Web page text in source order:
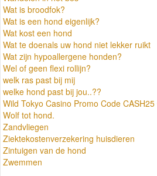
Wat is broodfok?
Wat is een hond eigenlijk?
Wat kost een hond
Wat te doenals uw hond niet lekker ruikt
Wat zijn hypoallergene honden?
Wel of geen flexi rollijn?
welk ras past bij mij
welke hond past bij jou..??
Wild Tokyo Casino Promo Code
Wolf tot hond.
Zandvliegen
Ziektekostenverzekering huisdieren
Zintuigen van de hond
Zwemmen